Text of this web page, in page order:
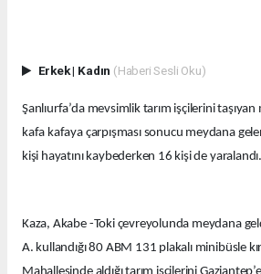
Erkek| Kadın (Haberi Sesli Oku)
Şanlıurfa’da mevsimlik tarım işçilerini
kafa kafaya çarpışması sonucu meydana
kişi hayatını kaybederken 16 kişi de yaralandı.
Kaza, Akabe -Toki çevreyolunda meydana
A. kullandığı 80 ABM 131 plakalı minibüsle